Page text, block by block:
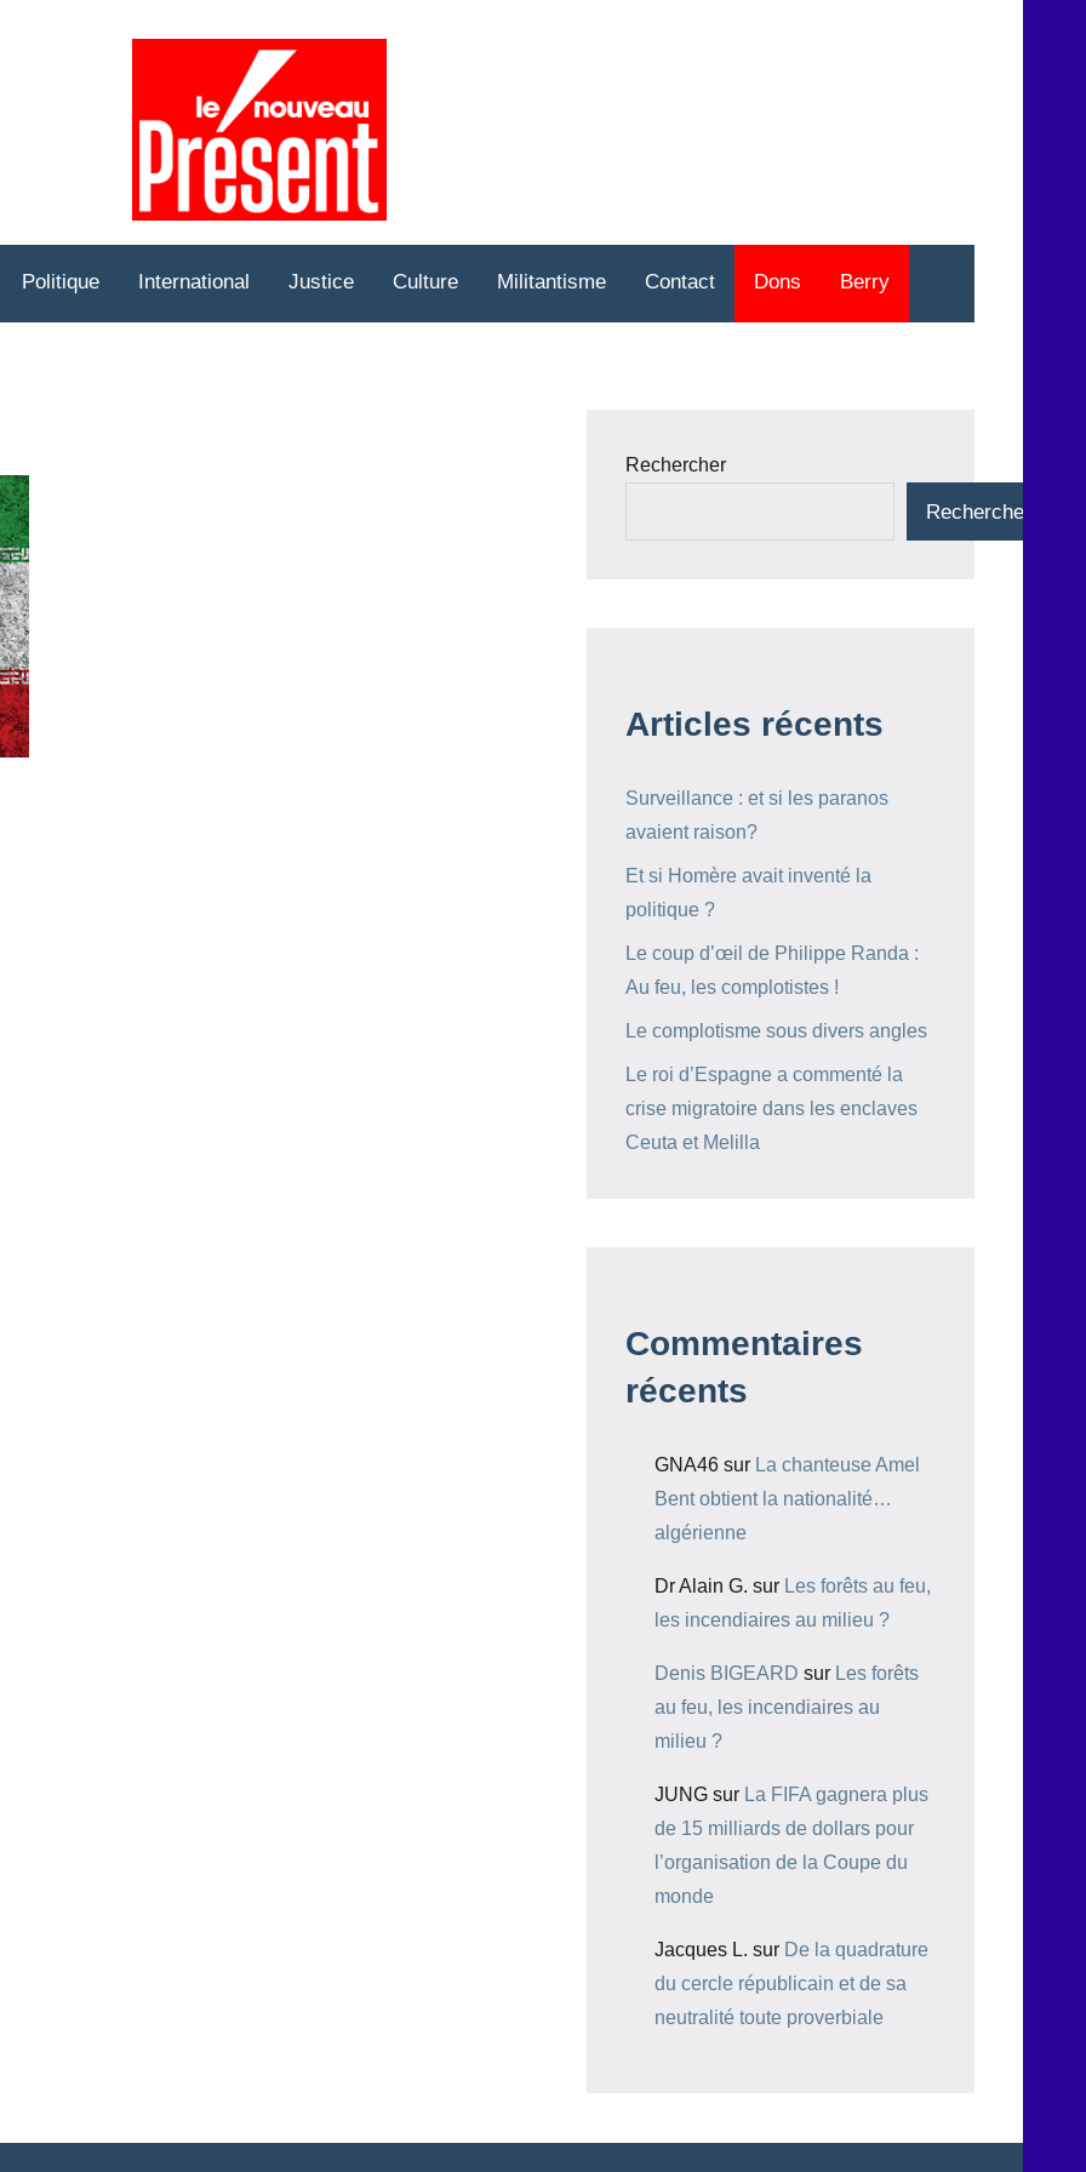
Politique International Justice Culture Militantisme Contact Dons Berry
Rechercher
Rechercher
Articles récents
Surveillance : et si les paranos
avaient raison?
Et si Homère avait inventé la
politique ?
Le coup d’œil de Philippe Randa :
Au feu, les complotistes !
Le complotisme sous divers angles
Le roi d’Espagne a commenté la
crise migratoire dans les enclaves
Ceuta et Melilla
Commentaires
récents
GNA46 sur La chanteuse Amel
Bent obtient la nationalité…
algérienne
Dr Alain G. sur Les forêts au feu,
les incendiaires au milieu ?
Denis BIGEARD sur Les forêts
au feu, les incendiaires au
milieu ?
JUNG sur La FIFA gagnera plus
de 15 milliards de dollars pour
l’organisation de la Coupe du
monde
Jacques L. sur De la quadrature
du cercle républicain et de sa
neutralité toute proverbiale